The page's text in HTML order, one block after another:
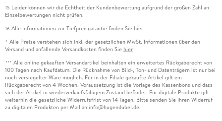
15 Leider können wir die Echtheit der Kundenbewertung aufgrund der großen Zahl an
Einzelbewertungen nicht prüfen.
16 Alle Informationen zur Tiefpreisgarantie finden Sie hier
* Alle Preise verstehen sich inkl. der gesetzlichen MwSt. Informationen über den
Versand und anfallende Versandkosten finden Sie hier
*** Alle online gekauften Versandartikel beinhalten ein erweitertes Rückgaberecht von
100 Tagen nach Kaufdatum. Die Rücknahme von Bild-, Ton- und Datenträgern ist nur bei
noch versiegelter Ware möglich. Für in der Filiale gekaufte Artikel gilt ein
Rückgaberecht von 4 Wochen. Voraussetzung ist die Vorlage des Kassenbons und dass
sich der Artikel in wiederverkaufsfähigem Zustand befindet. Für digitale Produkte gilt
weiterhin die gesetzliche Widerrufsfrist von 14 Tagen. Bitte senden Sie Ihren Widerruf
zu digitalen Produkten per Mail an info@hugendubel.de.